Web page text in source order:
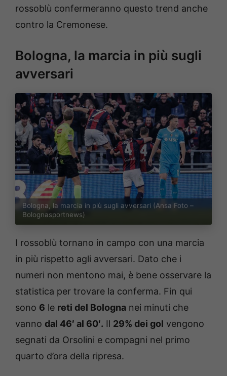
rossoblù confermeranno questo trend anche
contro la Cremonese.
Bologna, la marcia in più sugli
avversari
Bologna, la marcia in più sugli avversari (Ansa Foto –
Bolognasportnews)
I rossoblù tornano in campo con una marcia
in più rispetto agli avversari. Dato che i
numeri non mentono mai, è bene osservare la
statistica per trovare la conferma. Fin qui
sono 6 le reti del Bologna nei minuti che
vanno dal 46′ al 60′. Il 29% dei gol vengono
segnati da Orsolini e compagni nel primo
quarto d’ora della ripresa.